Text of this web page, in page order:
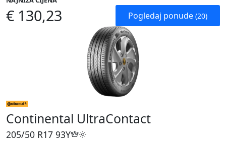
€ 130,23 Pogledaj ponude (20)
Continental UltraContact
205/50 R17 93Y